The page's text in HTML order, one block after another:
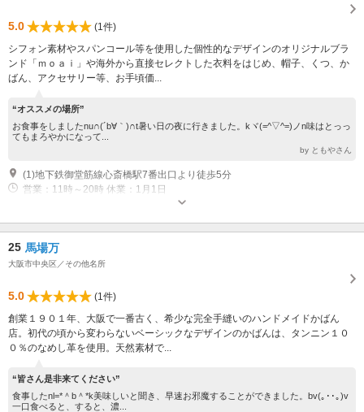
5.0
(1件)
シフォン素材やスパンコール等を使用した個性的なデザインのオリジナルブラ
ンド「ｍｏａｉ」や海外から直接セレクトした衣料をはじめ、帽子、くつ、か
ばん、アクセサリー等、お手頃価...
“オススメの場所”
お食事をしましたnu∩(´b∀｀)∩t暑い日の夜に行きました。kヾ(=^▽^=)ノn味はとっっ
てもまろやかになって...
by ともやさん
(1)地下鉄御堂筋線心斎橋駅7番出口より徒歩5分
営業：11時～20時 休業：1月1日
25 馬場万
大阪市中央区／その他名所
5.0
(1件)
創業１９０１年、大阪で一番古く、希少な完全手縫いのハンドメイドかばん
店。初代の頃から変わらないベーシックなデザインのかばんは、タンニン１０
０％のなめし革を使用。天然素材で...
“皆さん是非来てください”
食事したnl=*＾b＾*k美味しいと聞き、早速お邪魔することができました。bv(｡･･｡)v
一口食べると、すると、濃...